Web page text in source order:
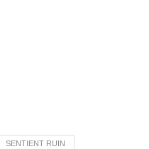
SENTIENT RUIN